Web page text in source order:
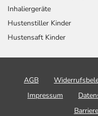
Nebenwirkungen
einem von 1.000
Dosierung
Art der Anwendung?
Nehmen Sie das
Wasser) ein.
Inhaliergeräte
Hustenstiller Kinder
Hustensaft Kinder
AGB
Impressum